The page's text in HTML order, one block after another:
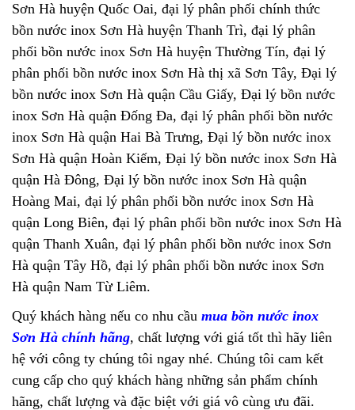
Sơn Hà huyện Quốc Oai, đại lý phân phối chính thức
bồn nước inox Sơn Hà huyện Thanh Trì, đại lý phân
phối bồn nước inox Sơn Hà huyện Thường Tín, đại lý
phân phối bồn nước inox Sơn Hà thị xã Sơn Tây, Đại lý
bồn nước inox Sơn Hà quận Cầu Giấy, Đại lý bồn nước
inox Sơn Hà quận Đống Đa, đại lý phân phối bồn nước
inox Sơn Hà quận Hai Bà Trưng, Đại lý bồn nước inox
Sơn Hà quận Hoàn Kiếm, Đại lý bồn nước inox Sơn Hà
quận Hà Đông, Đại lý bồn nước inox Sơn Hà quận
Hoàng Mai, đại lý phân phối bồn nước inox Sơn Hà
quận Long Biên, đại lý phân phối bồn nước inox Sơn Hà
quận Thanh Xuân, đại lý phân phối bồn nước inox Sơn
Hà quận Tây Hồ, đại lý phân phối bồn nước inox Sơn
Hà quận Nam Từ Liêm.
Quý khách hàng nếu co nhu cầu mua bồn nước inox
Sơn Hà chính hãng, chất lượng với giá tốt thì hãy liên
hệ với công ty chúng tôi ngay nhé. Chúng tôi cam kết
cung cấp cho quý khách hàng những sản phẩm chính
hãng, chất lượng và đặc biệt với giá vô cùng ưu đãi.